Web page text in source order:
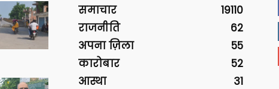
समाचार
19110
राजनीति
62
अपना ज़िला
55
कारोबार
52
आस्था
31